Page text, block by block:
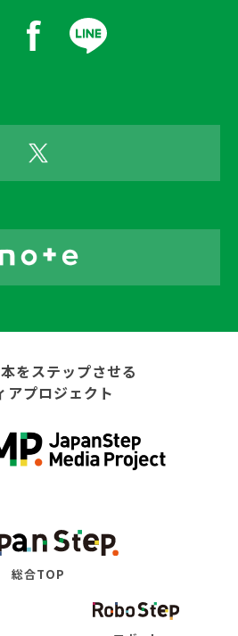
をステップさせる
アプロジェクト
総合TOP